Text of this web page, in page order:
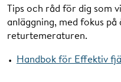
Tips och råd för dig som
anläggning, med fokus
returtemeraturen.
Handbok för Effektiv